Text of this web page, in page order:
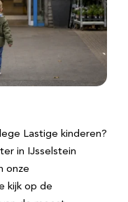
Lastige kinderen?
in IJsselstein
onze
kijk op de